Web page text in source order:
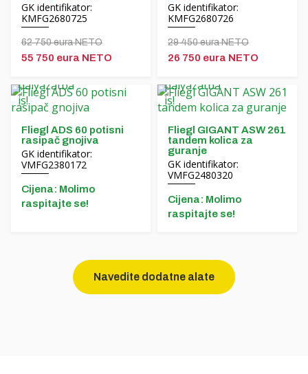
GK identifikator:
KMFG2680725
62 750 eura NETO
55 750 eura NETO
GK identifikator:
KMFG2680726
29 450 eura NETO
26 750 eura NETO
Fliegl ADS 60 potisni
rasipač gnojiva
GK identifikator:
VMFG2380172
Cijena: Molimo
raspitajte se!
Fliegl GIGANT ASW 261
tandem kolica za
guranje
GK identifikator:
VMFG2480320
Cijena: Molimo
raspitajte se!
Navedite dodatne alate